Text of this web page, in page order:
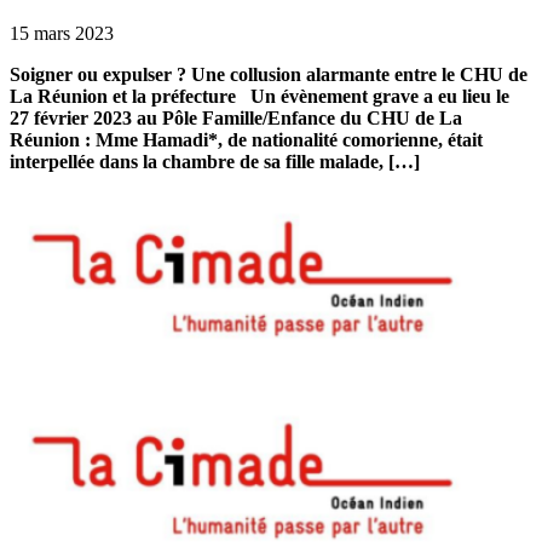
15 mars 2023
Soigner ou expulser ? Une collusion alarmante entre le CHU de
La Réunion et la préfecture Un évènement grave a eu lieu le
27 février 2023 au Pôle Famille/Enfance du CHU de La
Réunion : Mme Hamadi*, de nationalité comorienne, était
interpellée dans la chambre de sa fille malade, […]